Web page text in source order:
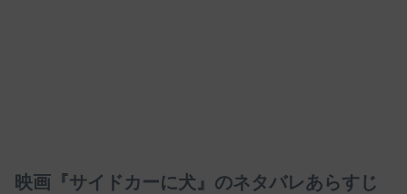
映画『サイドカーに犬』のネタバレあらすじ